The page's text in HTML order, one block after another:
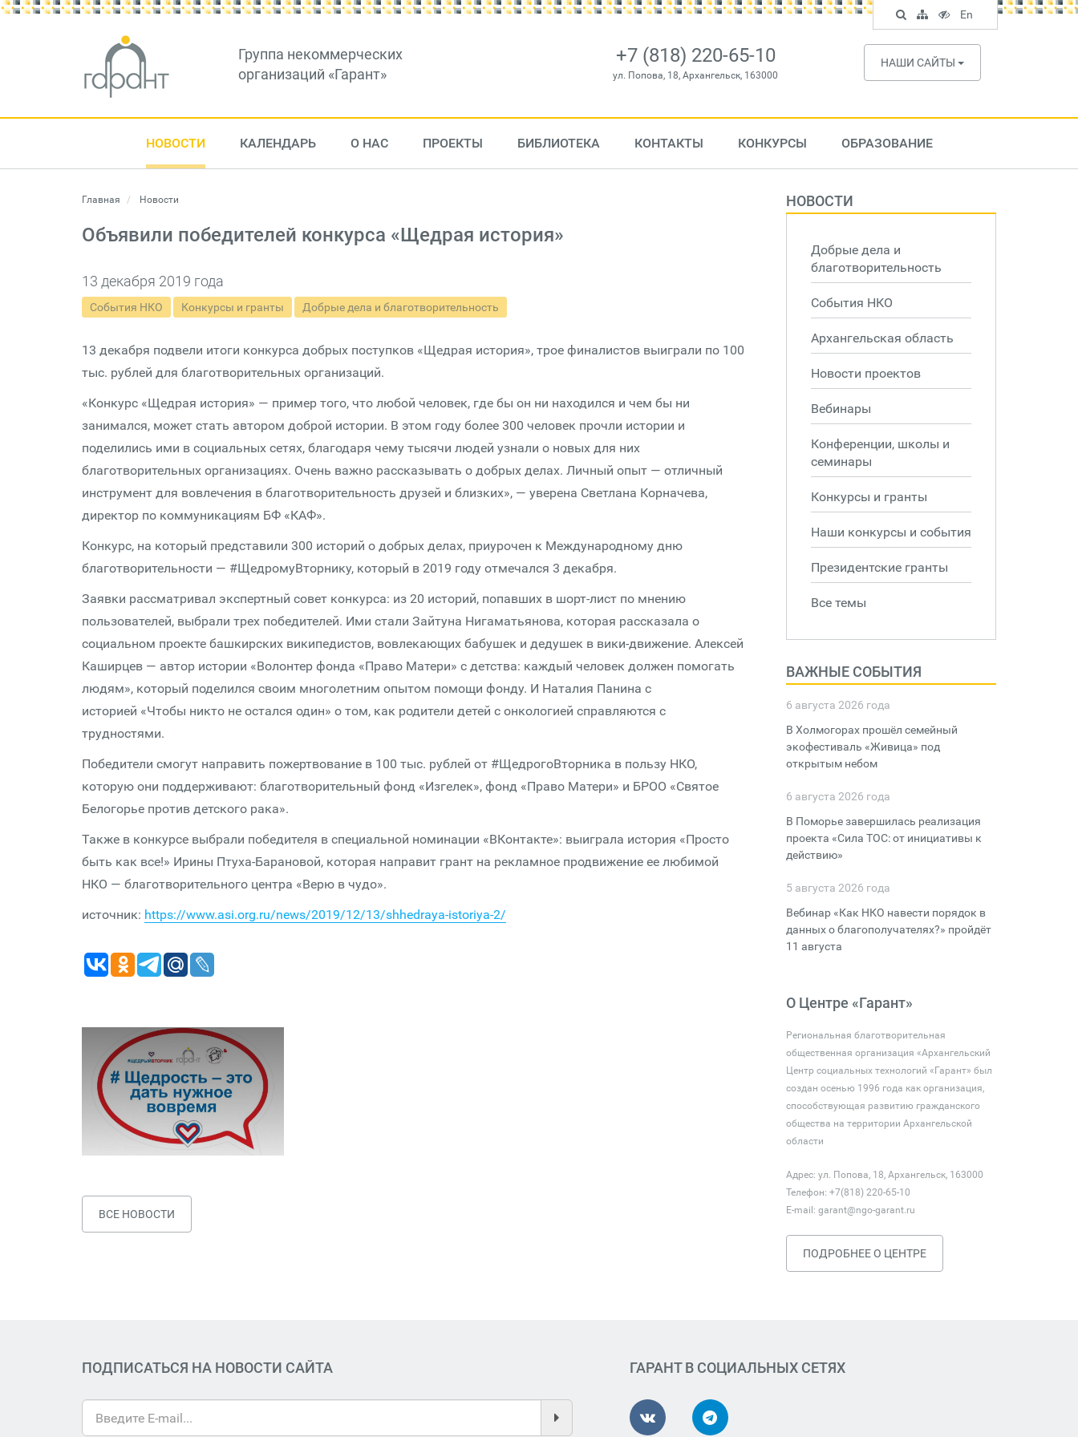
Группа некоммерческих
организаций «Гарант»
+7 (818) 220-65-10
ул. Попова, 18, Архангельск, 163000
НАШИ САЙТЫ
НОВОСТИ КАЛЕНДАРЬ О НАС ПРОЕКТЫ БИБЛИОТЕКА КОНТАКТЫ КОНКУРСЫ ОБРАЗОВАНИЕ
Главная Новости
Объявили победителей конкурса «Щедрая история»
13 декабря 2019 года
События НКО Конкурсы и гранты Добрые дела и благотворительность
13 декабря подвели итоги конкурса добрых поступков «Щедрая история», трое финалистов выиграли по 100
тыс. рублей для благотворительных организаций.
«Конкурс «Щедрая история» — пример того, что любой человек, где бы он ни находился и чем бы ни
занимался, может стать автором доброй истории. В этом году более 300 человек прочли истории и
поделились ими в социальных сетях, благодаря чему тысячи людей узнали о новых для них
благотворительных организациях. Очень важно рассказывать о добрых делах. Личный опыт — отличный
инструмент для вовлечения в благотворительность друзей и близких», — уверена Светлана Корначева,
директор по коммуникациям БФ «КАФ».
Конкурс, на который представили 300 историй о добрых делах, приурочен к Международному дню
благотворительности — #ЩедромуВторнику, который в 2019 году отмечался 3 декабря.
Заявки рассматривал экспертный совет конкурса: из 20 историй, попавших в шорт-лист по мнению
пользователей, выбрали трех победителей. Ими стали Зайтуна Нигаматьянова, которая рассказала о
социальном проекте башкирских википедистов, вовлекающих бабушек и дедушек в вики-движение. Алексей
Каширцев — автор истории «Волонтер фонда «Право Матери» с детства: каждый человек должен помогать
людям», который поделился своим многолетним опытом помощи фонду. И Наталия Панина с
историей «Чтобы никто не остался один» о том, как родители детей с онкологией справляются с
трудностями.
Победители смогут направить пожертвование в 100 тыс. рублей от #ЩедрогоВторника в пользу НКО,
которую они поддерживают: благотворительный фонд «Изгелек», фонд «Право Матери» и БРОО «Cвятое
Белогорье против детского рака».
Также в конкурсе выбрали победителя в специальной номинации «ВКонтакте»: выиграла история «Просто
быть как все!» Ирины Птуха-Барановой, которая направит грант на рекламное продвижение ее любимой
НКО — благотворительного центра «Верю в чудо».
источник: https://www.asi.org.ru/news/2019/12/13/shhedraya-istoriya-2/
ВСЕ НОВОСТИ
НОВОСТИ
Добрые дела и
благотворительность
События НКО
Архангельская область
Новости проектов
Вебинары
Конференции, школы и
семинары
Конкурсы и гранты
Наши конкурсы и события
Президентские гранты
Все темы
ВАЖНЫЕ СОБЫТИЯ
6 августа 2026 года
В Холмогорах прошёл семейный
экофестиваль «Живица» под
открытым небом
6 августа 2026 года
В Поморье завершилась реализация
проекта «Сила ТОС: от инициативы к
действию»
5 августа 2026 года
Вебинар «Как НКО навести порядок в
данных о благополучателях?» пройдёт
11 августа
О Центре «Гарант»
Региональная благотворительная
общественная организация «Архангельский
Центр социальных технологий «Гарант» был
создан осенью 1996 года как организация,
способствующая развитию гражданского
общества на территории Архангельской
области
Адрес: ул. Попова, 18, Архангельск, 163000
Телефон: +7(818) 220-65-10
E-mail: garant@ngo-garant.ru
ПОДРОБНЕЕ О ЦЕНТРЕ
ПОДПИСАТЬСЯ НА НОВОСТИ САЙТА ГАРАНТ В СОЦИАЛЬНЫХ СЕТЯХ
Поиск
по
сайту
Карта
сайта
Версия
для
слабовидящих
En
English